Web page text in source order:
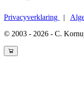
Privacyverklaring |
© 2003 - 2026 - C.